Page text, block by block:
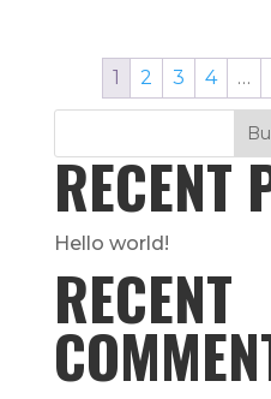
1 2 3 4 …
RECENT
Hello world!
RECENT